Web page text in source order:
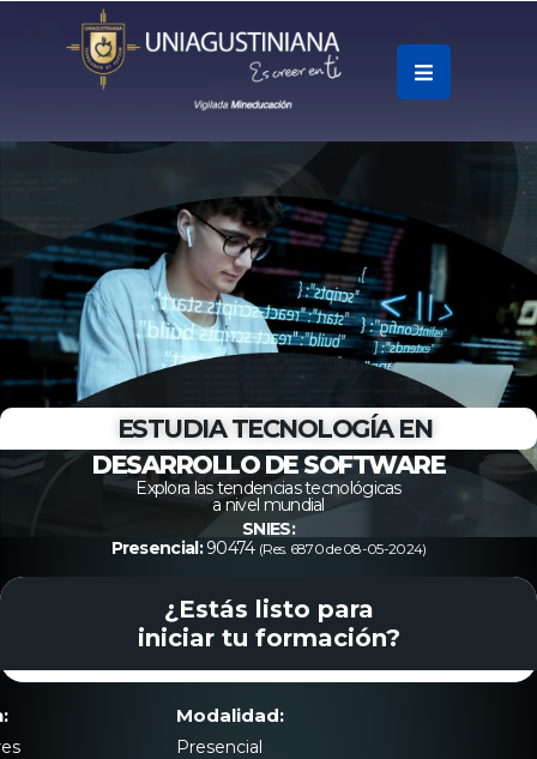
Universidad
Oferta
Académica
Educación
Continua
Investigaciones
Vida
ESTUDIA TECNOLOGÍA EN
DESARROLLO DE SOFTWARE
Explora las tendencias tecnológicas
a nivel mundial
SNIES:
Presencial:90474 (Res. 6870 de 08-05-2024)
¿Estás listo para
iniciar tu formación?
Modalidad:
Presencial